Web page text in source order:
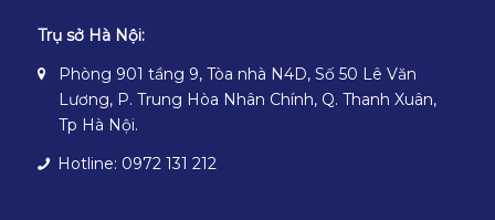
Trụ sở Hà Nội:
Phòng 901 tầng 9, Tòa nhà N4D, Số 50 Lê Văn
Lương, P. Trung Hòa Nhân Chính, Q. Thanh Xuân,
Tp Hà Nội.
Hotline: 0972 131 212